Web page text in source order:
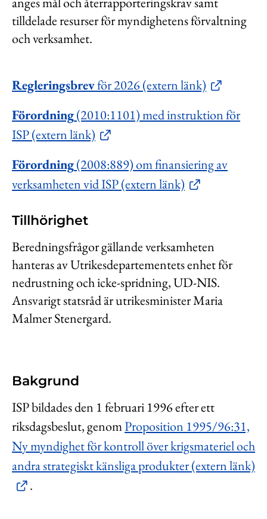
tilldelade resurser för myndighetens förvaltning
och verksamhet.
Regleringsbrevför 2026 (extern länk)
Förordning(2010:1101) med instruktion för
ISP (extern länk)
Förordning(2008:889) om finansiering av
verksamheten vid ISP (extern länk)
Tillhörighet
Beredningsfrågor gällande verksamheten
hanteras av Utrikesdepartementets enhet för
nedrustning och icke-spridning, UD-NIS.
Ansvarigt statsråd är utrikesminister Maria
Malmer Stenergard.
Bakgrund
ISP bildades den 1 februari 1996 efter ett
riksdagsbeslut, genomProposition 1995/96:31,
Ny myndighet för kontroll över krigsmateriel och
andra strategiskt känsliga produkter (extern länk)
.